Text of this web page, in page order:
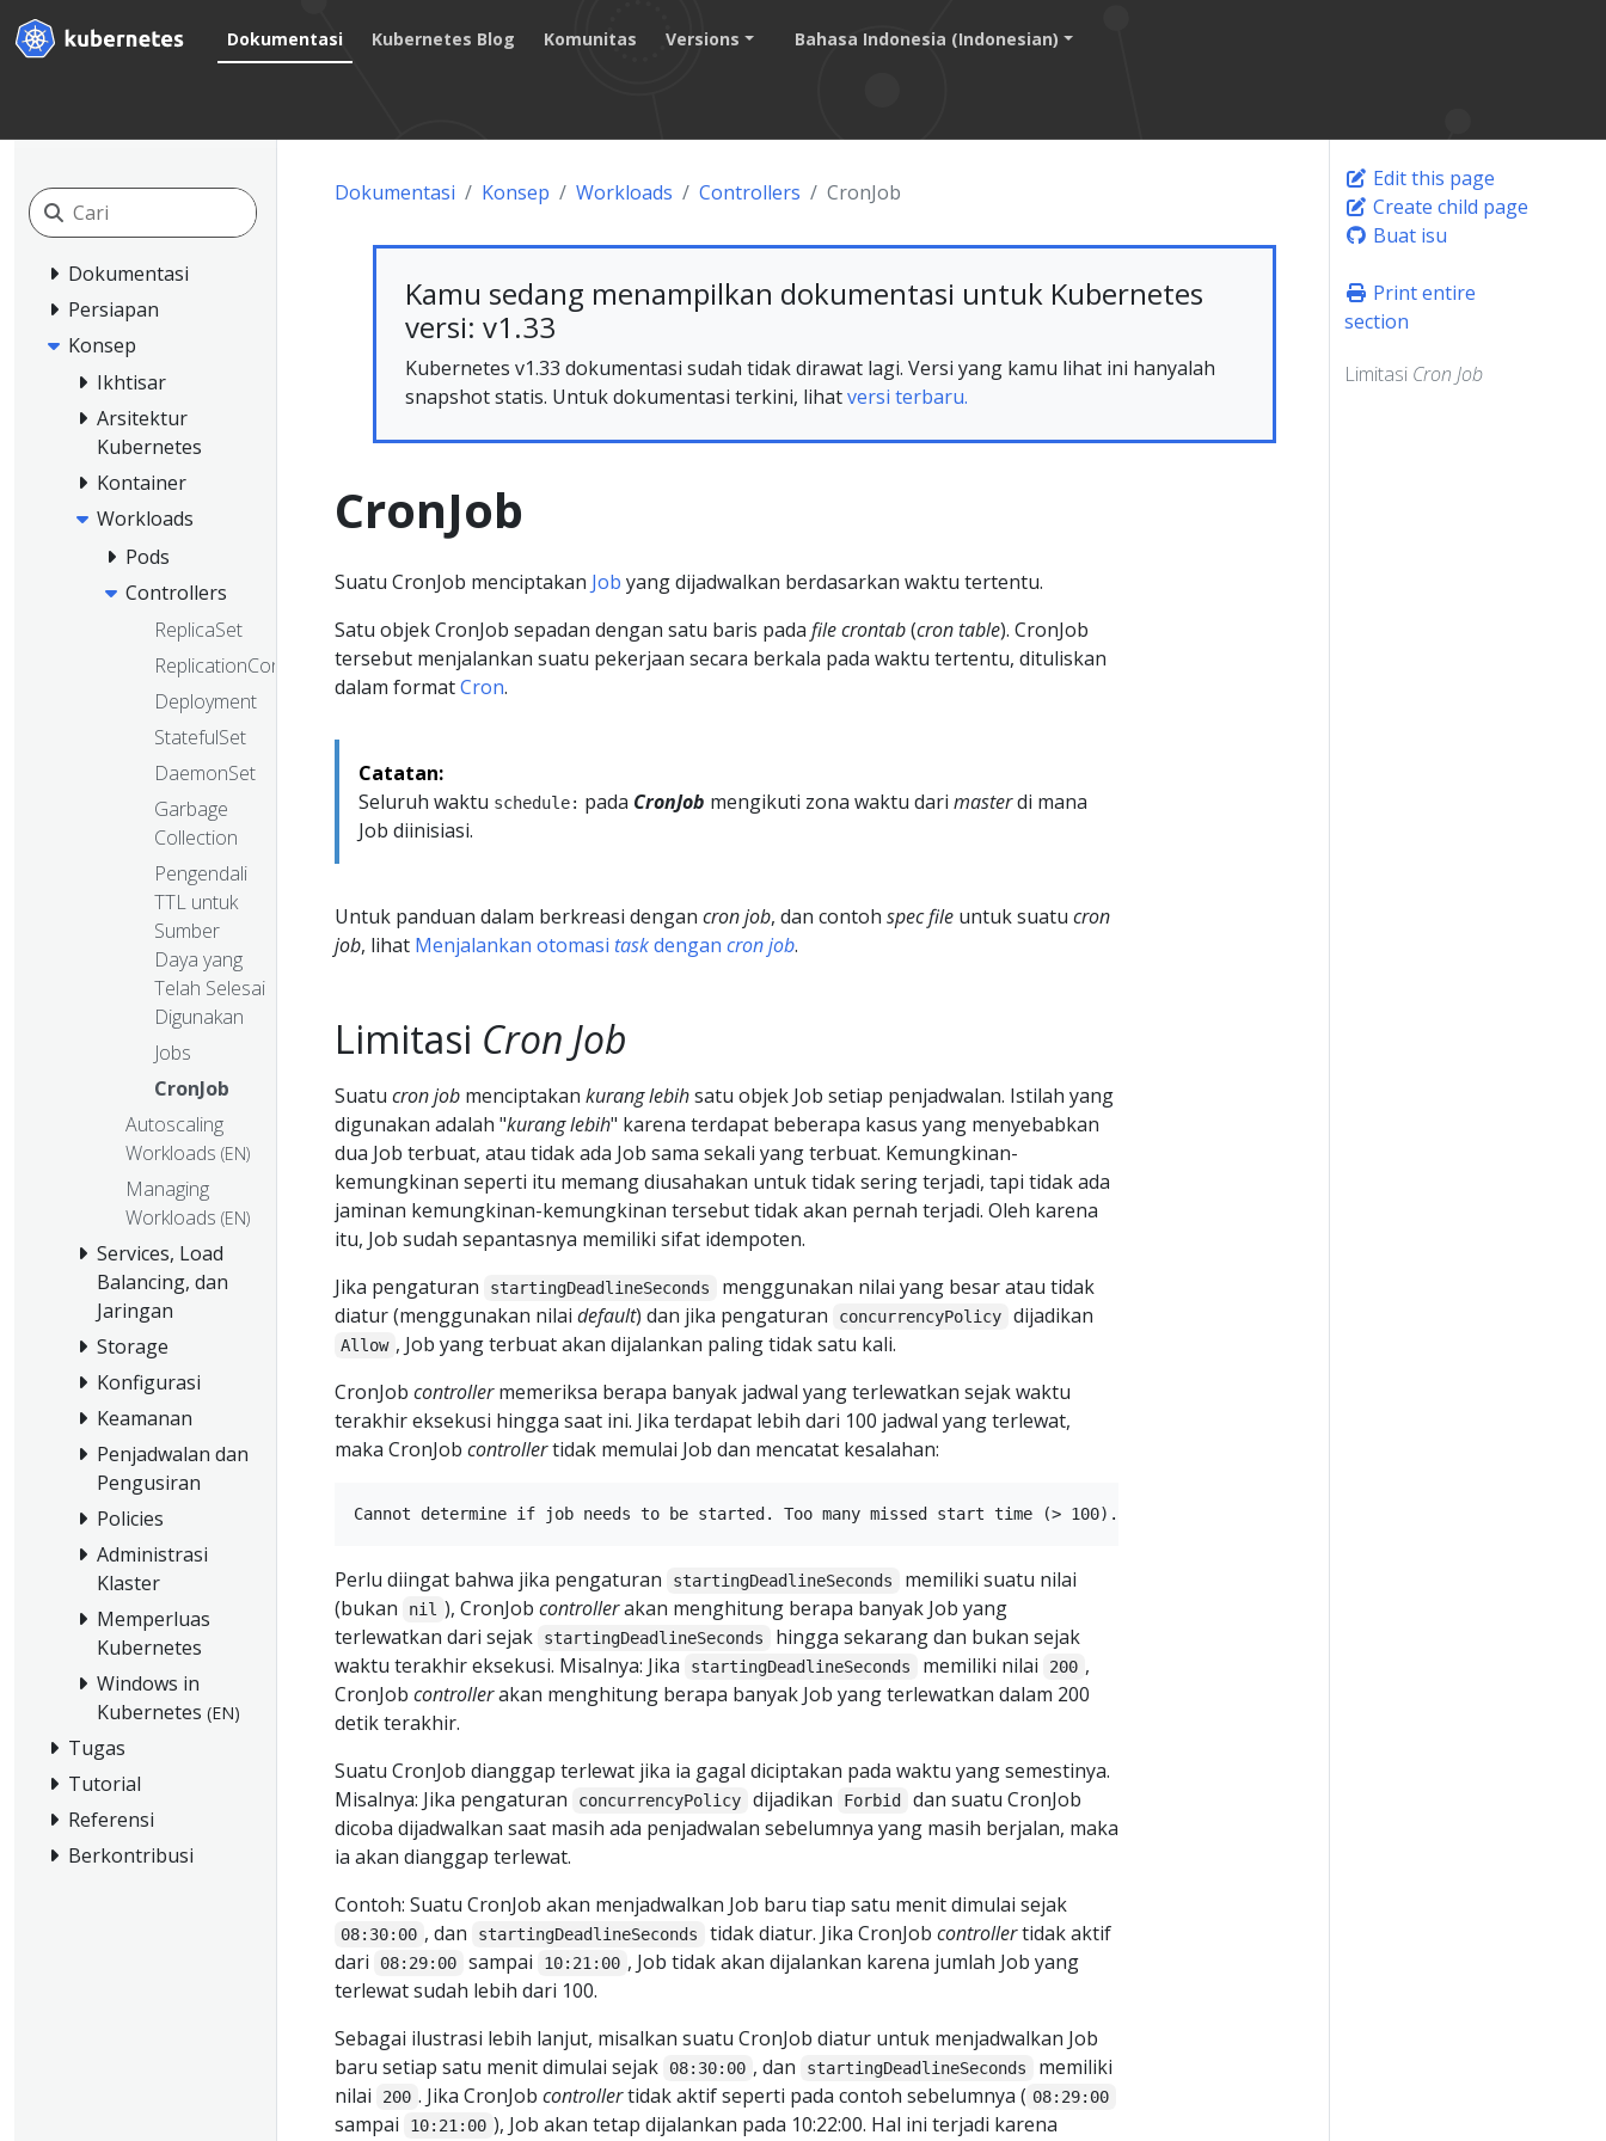
Dokumentasi Kubernetes Blog Komunitas Versions Bahasa Indonesia (Indonesian)
Dokumentasi
Persiapan
Konsep
Ikhtisar
Arsitektur
Kubernetes
Kontainer
Workloads
Pods
Controllers
ReplicaSet
ReplicationController
Deployment
StatefulSet
DaemonSet
Garbage
Collection
Pengendali
TTL untuk
Sumber
Daya yang
Telah Selesai
Digunakan
Jobs
CronJob
Autoscaling
Workloads (EN)
Managing
Workloads (EN)
Services, Load
Balancing, dan
Jaringan
Storage
Konfigurasi
Keamanan
Penjadwalan dan
Pengusiran
Policies
Administrasi
Klaster
Memperluas
Kubernetes
Windows in
Kubernetes (EN)
Tugas
Tutorial
Referensi
Berkontribusi
Dokumentasi Konsep Workloads Controllers CronJob
Kamu sedang menampilkan dokumentasi untuk Kubernetes
versi: v1.33
Kubernetes v1.33 dokumentasi sudah tidak dirawat lagi. Versi yang kamu lihat ini hanyalah
snapshot statis. Untuk dokumentasi terkini, lihatversi terbaru.
CronJob
Suatu CronJob menciptakan Job yang dijadwalkan berdasarkan waktu tertentu.
Satu objek CronJob sepadan dengan satu baris pada filecrontab(cron table). CronJob
tersebut menjalankan suatu pekerjaan secara berkala pada waktu tertentu, dituliskan
dalam formatCron.
Catatan:
Seluruh waktu schedule: pada CronJob mengikuti zona waktu dari masterdi mana
Job diinisiasi.
Untuk panduan dalam berkreasi dengan cron job, dan contoh spec file untuk suatu cron
job, lihat Menjalankan otomasi taskdengan cron job.
Limitasi Cron Job
Suatu cron job menciptakan kurang lebihsatu objek Job setiap penjadwalan. Istilah yang
digunakan adalah "kurang lebih" karena terdapat beberapa kasus yang menyebabkan
dua Job terbuat, atau tidak ada Job sama sekali yang terbuat. Kemungkinan-
kemungkinan seperti itu memang diusahakan untuk tidak sering terjadi, tapi tidak ada
jaminan kemungkinan-kemungkinan tersebut tidak akan pernah terjadi. Oleh karena
itu, Job sudah sepantasnya memiliki sifat idempoten.
Jika pengaturan
startingDeadlineSeconds
menggunakan nilai yang besar atau tidak
diatur (menggunakan nilai default) dan jika pengaturan concurrencyPolicy dijadikan
Allow , Job yang terbuat akan dijalankan paling tidak satu kali.
CronJob controllermemeriksa berapa banyak jadwal yang terlewatkan sejak waktu
terakhir eksekusi hingga saat ini. Jika terdapat lebih dari 100 jadwal yang terlewat,
maka CronJob controllertidak memulai Job dan mencatat kesalahan:
Perlu diingat bahwa jika pengaturan startingDeadlineSeconds
memiliki suatu nilai
(bukan
nil ), CronJob controllerakan menghitung berapa banyak Job yang
terlewatkan dari sejak
startingDeadlineSeconds
hingga sekarang dan bukan sejak
waktu terakhir eksekusi. Misalnya: Jika
startingDeadlineSeconds memiliki nilai 200 ,
CronJob controllerakan menghitung berapa banyak Job yang terlewatkan dalam 200
detik terakhir.
Suatu CronJob dianggap terlewat jika ia gagal diciptakan pada waktu yang semestinya.
Misalnya: Jika pengaturan
concurrencyPolicy dijadikan Forbid
dan suatu CronJob
dicoba dijadwalkan saat masih ada penjadwalan sebelumnya yang masih berjalan, maka
ia akan dianggap terlewat.
Contoh: Suatu CronJob akan menjadwalkan Job baru tiap satu menit dimulai sejak
08:30:00 , dan startingDeadlineSeconds tidak diatur. Jika CronJob controllertidak aktif
dari
08:29:00 sampai 10:21:00 , Job tidak akan dijalankan karena jumlah Job yang
terlewat sudah lebih dari 100.
Sebagai ilustrasi lebih lanjut, misalkan suatu CronJob diatur untuk menjadwalkan Job
baru setiap satu menit dimulai sejak
08:30:00 , dan startingDeadlineSeconds
memiliki
nilai
200 . Jika CronJob controllertidak aktif seperti pada contoh sebelumnya ( 08:29:00
sampai 10:21:00 ), Job akan tetap dijalankan pada 10:22:00. Hal ini terjadi karena
Edit this page
Create child page
Buat isu
Print entire
section
Limitasi Cron Job